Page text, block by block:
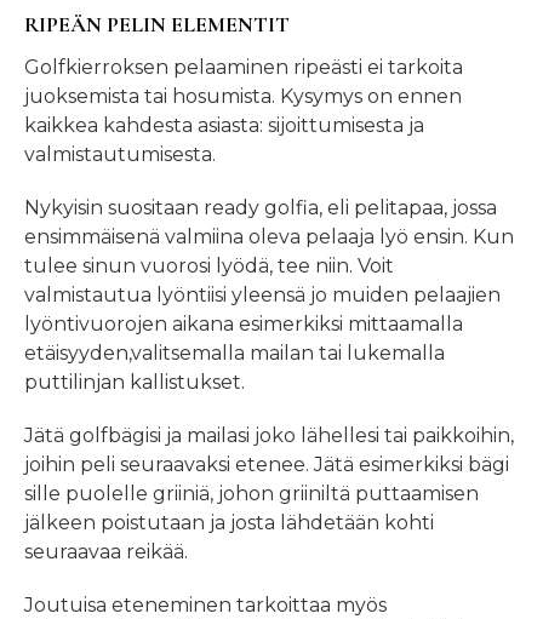
RIPEÄN PELIN ELEMENTIT
Golfkierroksen pelaaminen ripeästi ei tarkoita
juoksemista tai hosumista. Kysymys on ennen
kaikkea kahdesta asiasta: sijoittumisesta ja
valmistautumisesta.
Nykyisin suositaan ready golfia, eli pelitapaa, jossa
ensimmäisenä valmiina oleva pelaaja lyö ensin. Kun
tulee sinun vuorosi lyödä, tee niin. Voit
valmistautua lyöntiisi yleensä jo muiden pelaajien
lyöntivuorojen aikana esimerkiksi mittaamalla
etäisyyden,valitsemalla mailan tai lukemalla
puttilinjan kallistukset.
Jätä golfbägisi ja mailasi joko lähellesi tai paikkoihin,
joihin peli seuraavaksi etenee. Jätä esimerkiksi bägi
sille puolelle griiniä, johon griiniltä puttaamisen
jälkeen poistutaan ja josta lähdetään kohti
seuraavaa reikää.
Joutuisa eteneminen tarkoittaa myös